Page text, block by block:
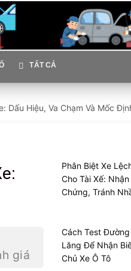
TẤT CẢ
Dấu Hiệu, Va Chạm Và Mốc
giá
Phân Biệt Xe
Cho Tài Xế:
Chứng, Tránh
Cách Test Đường
Lăng Để Nhận
Chủ Xe Ô Tô